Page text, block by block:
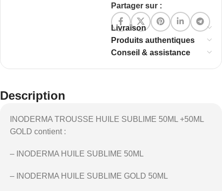
Partager sur :
Livraison
Produits authentiques
Conseil & assistance
Description
INODERMA TROUSSE HUILE SUBLIME 50ML +50ML
GOLD contient :
– INODERMA HUILE SUBLIME 50ML
– INODERMA HUILE SUBLIME GOLD 50ML